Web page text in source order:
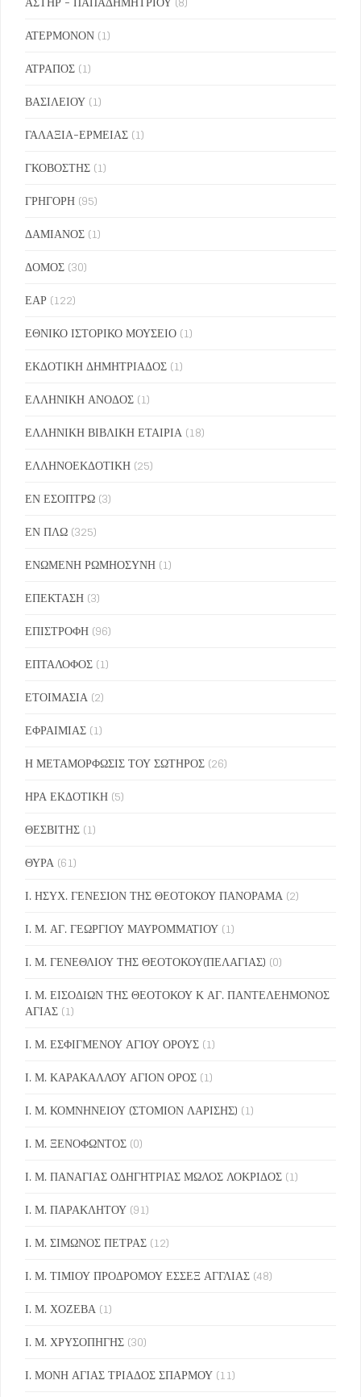
ΑΤΕΡΜΟΝΟΝ (1)
ΑΤΡΑΠΟΣ (1)
ΒΑΣΙΛΕΙΟΥ (1)
ΓΑΛΑΞΙΑ-ΕΡΜΕΙΑΣ (1)
ΓΚΟΒΟΣΤΗΣ (1)
ΓΡΗΓΟΡΗ (95)
ΔΑΜΙΑΝΟΣ (1)
ΔΟΜΟΣ (30)
ΕΑΡ (122)
ΕΘΝΙΚΟ ΙΣΤΟΡΙΚΟ ΜΟΥΣΕΙΟ (1)
ΕΚΔΟΤΙΚΗ ΔΗΜΗΤΡΙΑΔΟΣ (1)
ΕΛΛΗΝΙΚΗ ΑΝΟΔΟΣ (1)
ΕΛΛΗΝΙΚΗ ΒΙΒΛΙΚΗ ΕΤΑΙΡΙΑ (18)
ΕΛΛΗΝΟΕΚΔΟΤΙΚΗ (25)
ΕΝ ΕΣΟΠΤΡΩ (3)
ΕΝ ΠΛΩ (325)
ΕΝΩΜΕΝΗ ΡΩΜΗΟΣΥΝΗ (1)
ΕΠΕΚΤΑΣΗ (3)
ΕΠΙΣΤΡΟΦΗ (96)
ΕΠΤΑΛΟΦΟΣ (1)
ΕΤΟΙΜΑΣΙΑ (2)
ΕΦΡΑΙΜΙΑΣ (1)
Η ΜΕΤΑΜΟΡΦΩΣΙΣ ΤΟΥ ΣΩΤΗΡΟΣ (26)
ΗΡΑ ΕΚΔΟΤΙΚΗ (5)
ΘΕΣΒΙΤΗΣ (1)
ΘΥΡΑ (61)
Ι. ΗΣΥΧ. ΓΕΝΕΣΙΟΝ ΤΗΣ ΘΕΟΤΟΚΟΥ ΠΑΝΟΡΑΜΑ (2)
Ι. Μ. ΑΓ. ΓΕΩΡΓΙΟΥ ΜΑΥΡΟΜΜΑΤΙΟΥ (1)
Ι. Μ. ΓΕΝΕΘΛΙΟΥ ΤΗΣ ΘΕΟΤΟΚΟΥ(ΠΕΛΑΓΙΑΣ) (0)
Ι. Μ. ΕΙΣΟΔΙΩΝ ΤΗΣ ΘΕΟΤΟΚΟΥ Κ ΑΓ. ΠΑΝΤΕΛΕΗΜΟΝΟΣ
ΑΓΙΑΣ (1)
Ι. Μ. ΕΣΦΙΓΜΕΝΟΥ ΑΓΙΟΥ ΟΡΟΥΣ (1)
Ι. Μ. ΚΑΡΑΚΑΛΛΟΥ ΑΓΙΟΝ ΟΡΟΣ (1)
Ι. Μ. ΚΟΜΝΗΝΕΙΟΥ (ΣΤΟΜΙΟΝ ΛΑΡΙΣΗΣ) (1)
Ι. Μ. ΞΕΝΟΦΩΝΤΟΣ (0)
Ι. Μ. ΠΑΝΑΓΙΑΣ ΟΔΗΓΗΤΡΙΑΣ ΜΩΛΟΣ ΛΟΚΡΙΔΟΣ (1)
Ι. Μ. ΠΑΡΑΚΛΗΤΟΥ (91)
Ι. Μ. ΣΙΜΩΝΟΣ ΠΕΤΡΑΣ (12)
Ι. Μ. ΤΙΜΙΟΥ ΠΡΟΔΡΟΜΟΥ ΕΣΣΕΞ ΑΓΓΛΙΑΣ (48)
Ι. Μ. ΧΟΖΕΒΑ (1)
Ι. Μ. ΧΡΥΣΟΠΗΓΗΣ (30)
Ι. ΜΟΝΗ ΑΓΙΑΣ ΤΡΙΑΔΟΣ ΣΠΑΡΜΟΥ (11)